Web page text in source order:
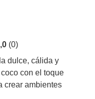
(0)
dulce, cálida y
con el toque
crear ambientes